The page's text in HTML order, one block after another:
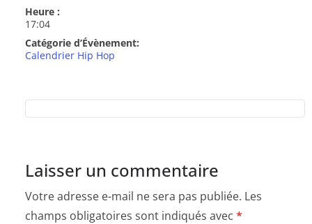
Heure :
17:04
Catégorie d’Évènement:
Calendrier Hip Hop
Laisser un commentaire
Votre adresse e-mail ne sera pas publiée. Les
champs obligatoires sont indiqués avec *